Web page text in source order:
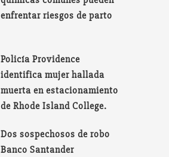
enfrentar riesgos de parto
Policía Providence
identifica mujer hallada
muerta en estacionamiento
de Rhode Island College.
Dos sospechosos de robo
Banco Santander